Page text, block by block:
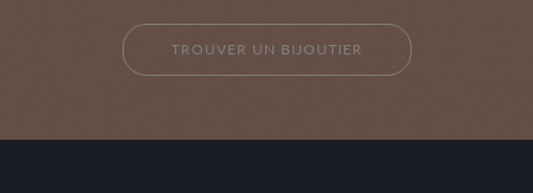
TROUVER UN BIJOUTIER